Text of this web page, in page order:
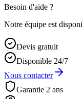
Besoin d'aide ?
Notre équipe est
Devis gratuit
Disponible 24/7
Nous contacter
Garantie 2 ans